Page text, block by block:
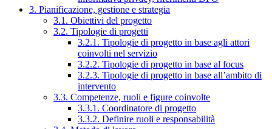
3. Pianificazione, gestione e strategia
3.1. Obiettivi del progetto
3.2. Tipologie di progetti
3.2.1. Tipologie di progetto in base agli attori
coinvolti nel servizio
3.2.2. Tipologie di progetto in base al focus
3.2.3. Tipologie di progetto in base all’ambito di
intervento
3.3. Competenze, ruoli e figure coinvolte
3.3.1. Coordinatore di progetto
3.3.2. Definire ruoli e responsabilità